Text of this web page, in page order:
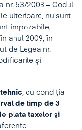
nr. 53/2003 – Codul
ulterioare, nu sunt
impozabile,
anul 2009, în
de Legea nr.
şi
, cu condiţia
de timp de 3
plata taxelor şi